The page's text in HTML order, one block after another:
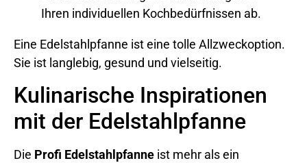
Ihren individuellen Kochbedürfnissen ab.
Eine Edelstahlpfanne ist eine tolle Allzweckoption.
Sie ist langlebig, gesund und vielseitig.
Kulinarische Inspirationen
mit der Edelstahlpfanne
Die Profi Edelstahlpfanne ist mehr als ein